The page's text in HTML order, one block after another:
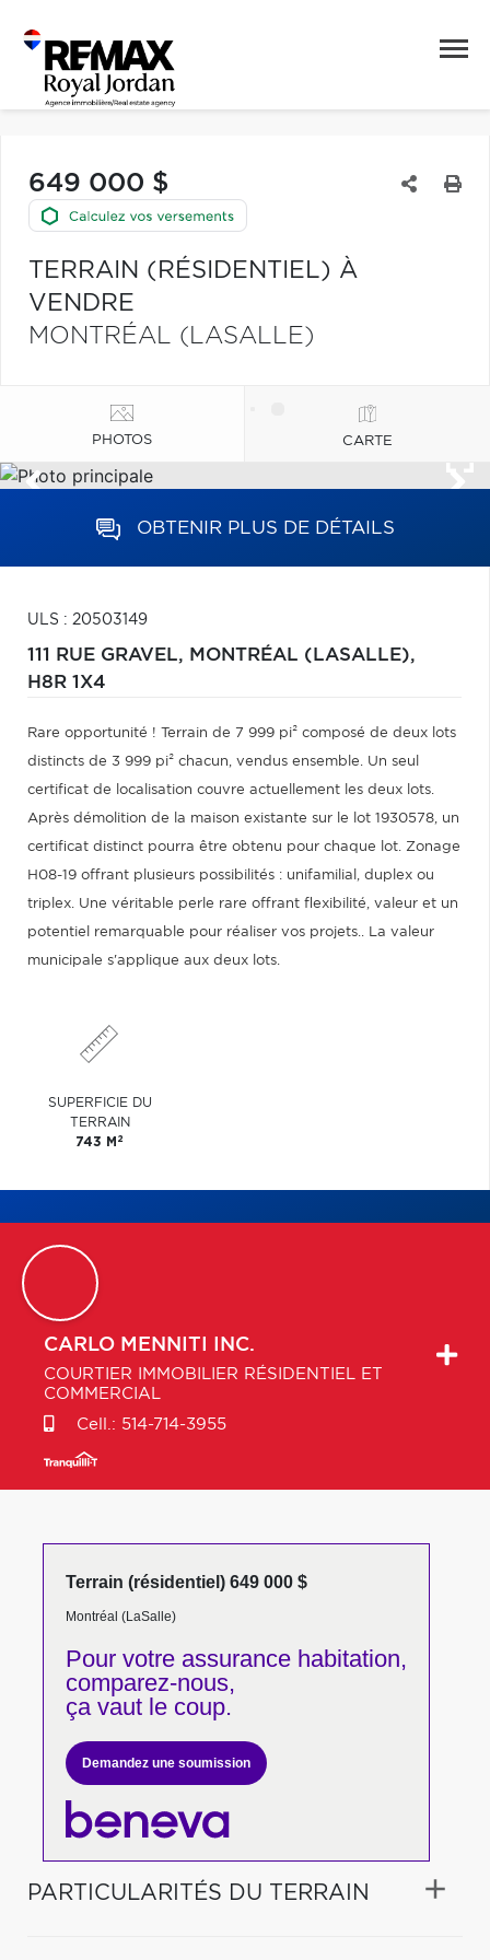
649 000 $
TERRAIN (RÉSIDENTIEL) À
VENDRE
MONTRÉAL (LASALLE)
PHOTOS CARTE
OBTENIR PLUS DE DÉTAILS
ULS : 20503149
111 RUE GRAVEL, MONTRÉAL (LASALLE),
H8R 1X4
Rare opportunité ! Terrain de 7 999 pi² composé de deux lots
distincts de 3 999 pi² chacun, vendus ensemble. Un seul
certificat de localisation couvre actuellement les deux lots.
Après démolition de la maison existante sur le lot 1930578, un
certificat distinct pourra être obtenu pour chaque lot. Zonage
H08-19 offrant plusieurs possibilités : unifamilial, duplex ou
triplex. Une véritable perle rare offrant flexibilité, valeur et un
potentiel remarquable pour réaliser vos projets.. La valeur
municipale s'applique aux deux lots.
SUPERFICIE DU
TERRAIN
743 M 2
CARLO MENNITI INC.
COURTIER IMMOBILIER RÉSIDENTIEL ET
COMMERCIAL
Cell.: 514-714-3955
Terrain (résidentiel) 649 000 $
Montréal (LaSalle)
Pour votreassurance habitation,
comparez-nous,
ça vaut le coup.
Demandez une soumission
PARTICULARITÉS DU TERRAIN